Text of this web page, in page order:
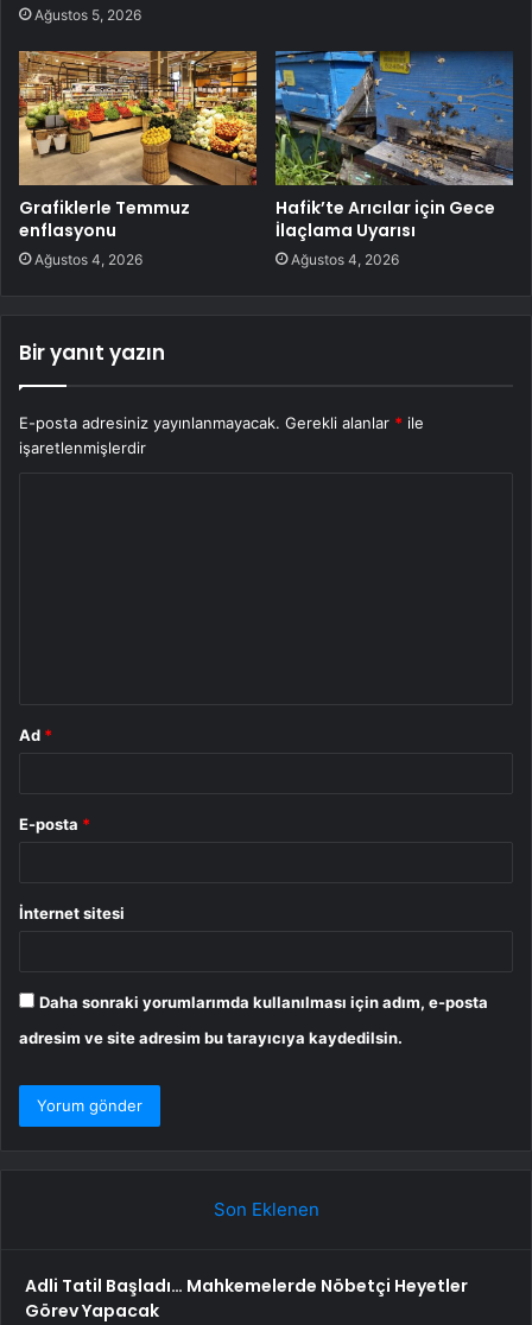
Ağustos 5, 2026
Grafiklerle Temmuz
enflasyonu
Ağustos 4, 2026
Hafik’te Arıcılar için Gece
İlaçlama Uyarısı
Ağustos 4, 2026
Bir yanıt yazın
E-posta adresiniz yayınlanmayacak. Gerekli alanlar * ile
işaretlenmişlerdir
Ad *
E-posta *
İnternet sitesi
Daha sonraki yorumlarımda kullanılması için adım, e-posta
adresim ve site adresim bu tarayıcıya kaydedilsin.
Son Eklenen
Adli Tatil Başladı… Mahkemelerde Nöbetçi Heyetler
Görev Yapacak